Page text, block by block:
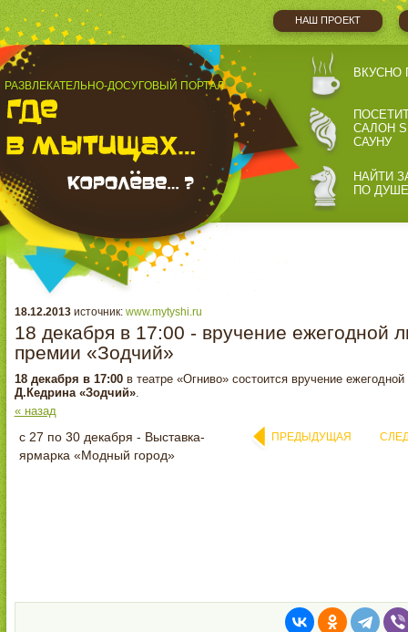
НАШ ПРОЕКТ
РАЗВЛЕКАТЕЛЬНО-ДОСУГОВЫЙ ПОРТАЛ
ВКУСНО
САЛОН
САУНУ
НАЙТИ
ПО ДУШЕ
18.12.2013источник: www.mytyshi.ru
18 декабря в 17:00 - вручение ежегодной
премии «Зодчий»
18 декабря в 17:00в театре «Огниво» состоится вручение ежегодной
Д.Кедрина «Зодчий».
« назад
с 27 по 30 декабря - Выставка-
ярмарка «Модный город»
ПРЕДЫДУЩАЯ